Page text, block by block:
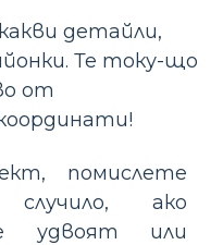
детайли,
Те току-що
от
помислете
ако
удвоят или